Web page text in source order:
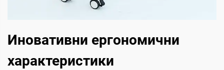
Иновативни ергономични
характеристики